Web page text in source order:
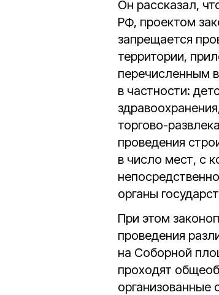
Он рассказал,
РФ, проектом
запрещается
территории,
перечисленным
в частности:
торгово-
проведения
в число мест, с
органы
При этом
проведения
на Соборной
проходят
организованные